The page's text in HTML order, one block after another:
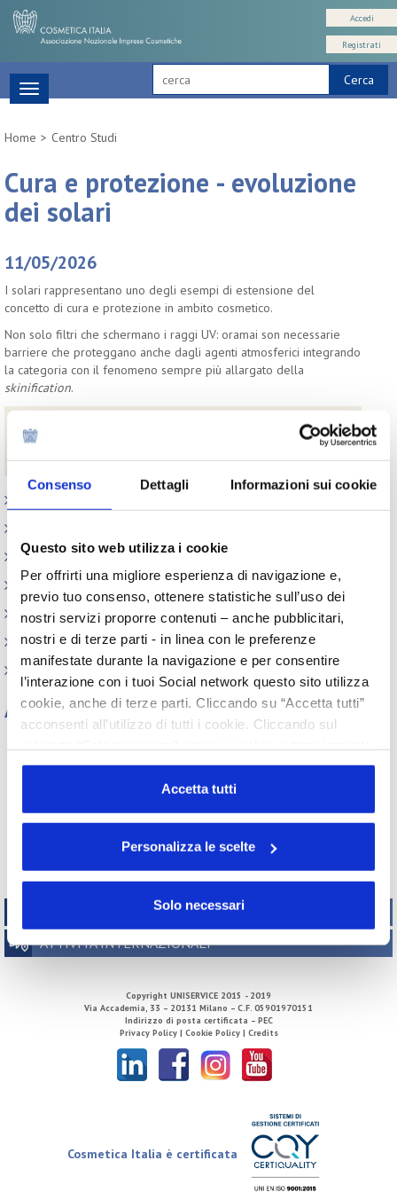
Consenso Dettagli Informazioni sui cookie
Questo sito web utilizza i cookie
Per offrirti una migliore esperienza di navigazione e,
previo tuo consenso, ottenere statistiche sull’uso dei
nostri servizi proporre contenuti – anche pubblicitari,
nostri e di terze parti - in linea con le preferenze
manifestate durante la navigazione e per consentire
l’interazione con i tuoi Social network questo sito utilizza
cookie, anche di terze parti. Cliccando su “Accetta tutti”
acconsenti all’utilizzo di tutti i cookie. Cliccando sul
o profilazione viene utilizzato. Cliccando su
“Personalizza le scelte” è possibile esprimere la propria
volontà in relazione a ciascuna categoria di cookie del
Accetta tutti
Personalizza le scelte
Solo necessari
Cerca
Accedi
Registrati
Toggle
navigation
Home
Centro Studi
Cura e protezione - evoluzione
dei solari
11/05/2026
I solari rappresentano uno degli esempi di estensione del
concetto di cura e protezione in ambito cosmetico.
Non solo filtri che schermano i raggi UV: oramai son necessarie
barriere che proteggano anche dagli agenti atmosferici integrando
la categoria con il fenomeno sempre più allargato della
skinification.
Download
Cura e protezione - evoluzione dei solari
Contesto macroeconomico
Scenari internazionali
Consumer trends
Precedenti pubblicazioni
Indagini tematiche
Archivio
2026 2025 2024
2023
2020
2014
2013 2012
2011
2009 2008
2002
TECNICO REGOLATORIO
ATTIVITÀ INTERNAZIONALI
Copyright UNISERVICE 2015 - 2019
Via Accademia, 33 – 20131 Milano – C.F. 05901970151
Indirizzo di posta certificata – PEC
Privacy Policy | Cookie Policy | Credits
Cosmetica Italia è certificata